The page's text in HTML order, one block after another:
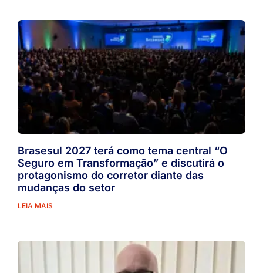
Brasesul 2027 terá como tema central “O
Seguro em Transformação” e discutirá o
protagonismo do corretor diante das
mudanças do setor
LEIA MAIS